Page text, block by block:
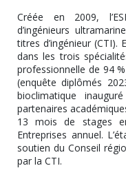
Créée en 2009,
d’ingénieurs
titres d’ingénieur
dans les trois
professionnelle de 94
(enquête diplômés
bioclimatique
partenaires
13 mois de stages
Entreprises annuel.
soutien du Conseil
par la CTI.